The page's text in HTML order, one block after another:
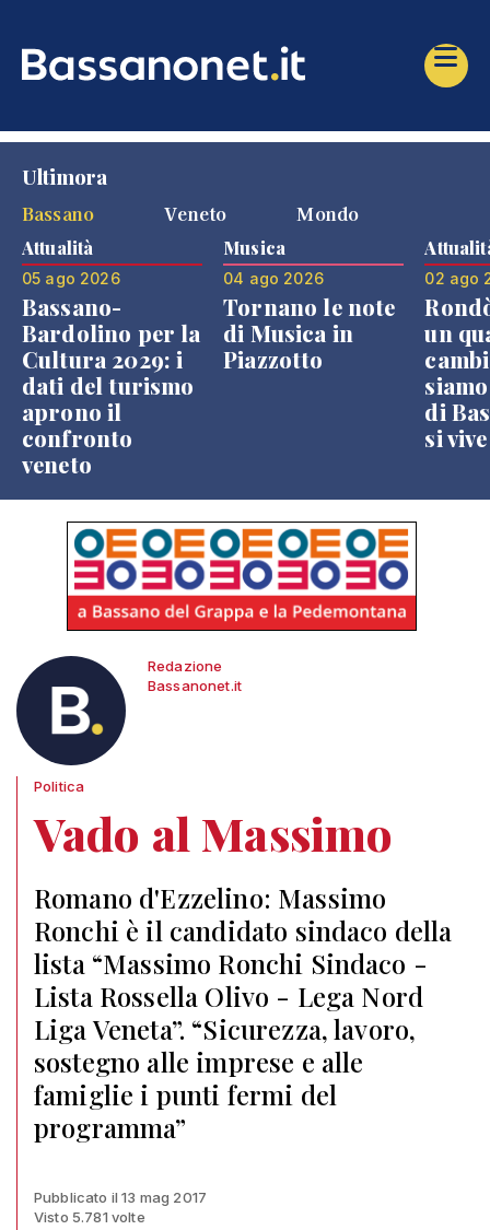
Ultimora
Bassano
Veneto Mondo
Attualità
05 ago 2026
Bassano-
Bardolino per la
Cultura 2029: i
dati del turismo
aprono il
confronto
veneto
Musica
04 ago 2026
Tornano le note
di Musica in
Piazzotto
02 ago
un
di
si
Redazione
Bassanonet.it
Politica
Vado al Massimo
Romano d'Ezzelino: Massimo
Ronchi è il candidato sindaco della
lista “Massimo Ronchi Sindaco -
Lista Rossella Olivo - Lega Nord
Liga Veneta”. “Sicurezza, lavoro,
sostegno alle imprese e alle
famiglie i punti fermi del
programma”
Pubblicato il 13 mag 2017
Visto 5.781 volte